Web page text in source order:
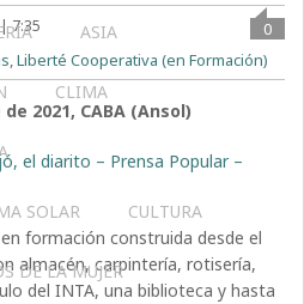
ASIA
CLIMA
SOLAR CULTURA
DE LA MUJER
7:35
0
,Liberté Cooperativa (en Formación)
2021, CABA (Ansol)
el diarito – Prensa Popular –
formación construida desde el
almacén, carpintería, rotisería,
del INTA, una biblioteca y hasta